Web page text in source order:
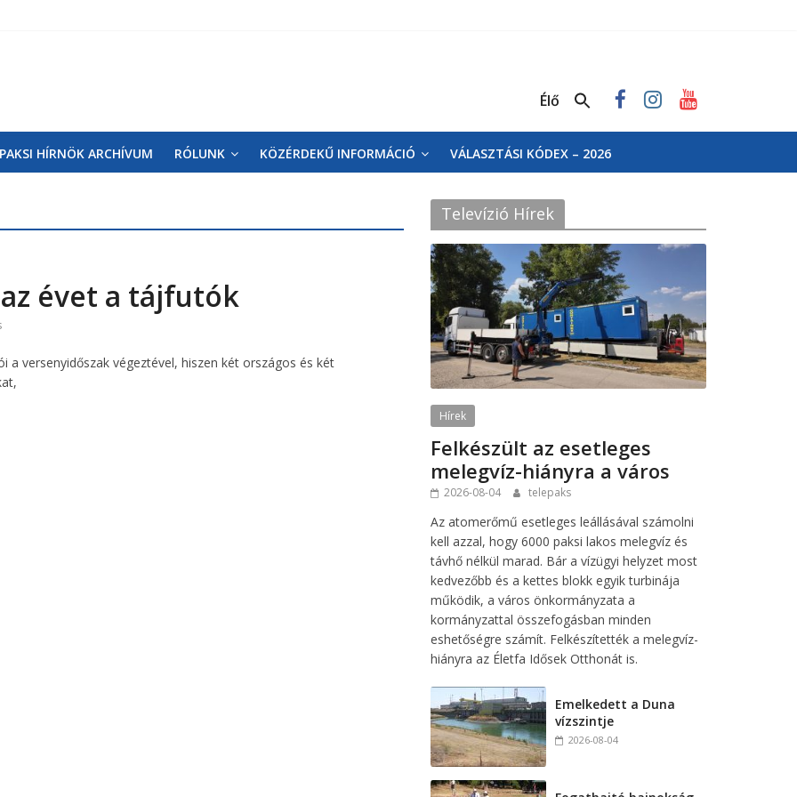
Élő
PAKSI HÍRNÖK ARCHÍVUM RÓLUNK KÖZÉRDEKŰ INFORMÁCIÓ VÁLASZTÁSI KÓDEX – 2026
évet a tájfutók
a versenyidőszak végeztével, hiszen két országos és két
Televízió Hírek
Hírek
Felkészült az esetleges
melegvíz-hiányra a város
2026-08-04 telepaks
Az atomerőmű esetleges leállásával számolni
kell azzal, hogy 6000 paksi lakos melegvíz és
távhő nélkül marad. Bár a vízügyi helyzet most
kedvezőbb és a kettes blokk egyik turbinája
működik, a város önkormányzata a
kormányzattal összefogásban minden
eshetőségre számít. Felkészítették a melegvíz-
hiányra az Életfa Idősek Otthonát is.
Emelkedett a Duna
vízszintje
2026-08-04